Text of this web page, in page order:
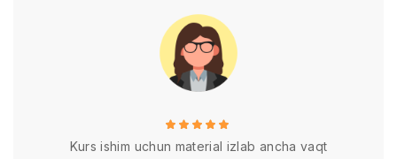
Kurs ishim uchun material izlab ancha vaqt